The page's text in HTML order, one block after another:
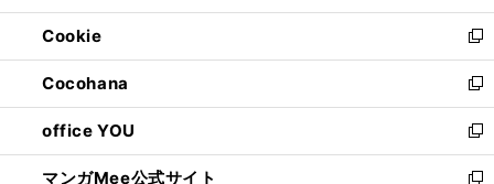
開
く
ウ
で
開
く
ン
ド
ウ
で
開
く
ウ
ィ
ン
ド
ウ
で
開
く
Cookie
新
し
い
ウ
ィ
ン
ド
Cocohana
新
し
い
ウ
office YOU
新
し
マンガMee公式サイト